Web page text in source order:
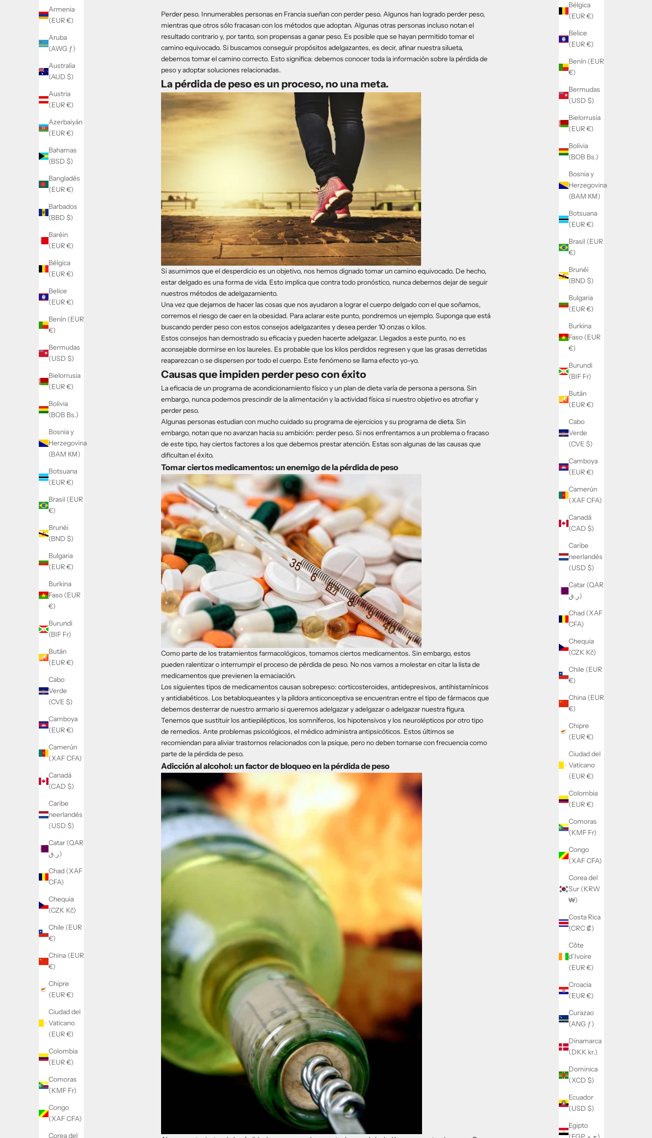
Bélgica
(EUR €)
Belice
(EUR €)
Benín (EUR
€)
Bermudas
(USD $)
Bielorrusia
(EUR €)
Bolivia
(BOB Bs.)
Bosnia y
Herzegovina
(BAM КМ)
Botsuana
(EUR €)
Brasil (EUR
€)
Brunéi
(BND $)
Bulgaria
(EUR €)
Burkina
Faso (EUR
€)
Burundi
(BIF Fr)
Bután
(EUR €)
Cabo
Verde
(CVE $)
Camboya
(EUR €)
Camerún
(XAF CFA)
Canadá
(CAD $)
Caribe
neerlandés
(USD $)
Catar (QAR
ر.ق)
Chad (XAF
CFA)
Chequia
(CZK Kč)
Chile (EUR
€)
China (EUR
€)
Chipre
(EUR €)
Ciudad del
Vaticano
(EUR €)
Colombia
(EUR €)
Comoras
(KMF Fr)
Congo
(XAF CFA)
Corea del
Sur (KRW
₩)
Costa Rica
(CRC ₡)
Côte
d’Ivoire
(EUR €)
Croacia
(EUR €)
Curazao
(ANG ƒ)
Dinamarca
(DKK kr.)
Dominica
(XCD $)
Ecuador
(USD $)
Egipto
Armenia
(EUR €)
Aruba
(AWG ƒ)
Australia
(AUD $)
Austria
(EUR €)
Azerbaiyán
(EUR €)
Bahamas
(BSD $)
Bangladés
(EUR €)
Barbados
(BBD $)
Baréin
(EUR €)
Bélgica
(EUR €)
Belice
(EUR €)
Benín (EUR
€)
Bermudas
(USD $)
Bielorrusia
(EUR €)
Bolivia
(BOB Bs.)
Bosnia y
Herzegovina
(BAM КМ)
Botsuana
(EUR €)
Brasil (EUR
€)
Brunéi
(BND $)
Bulgaria
(EUR €)
Burkina
Faso (EUR
€)
Burundi
(BIF Fr)
Bután
(EUR €)
Cabo
Verde
(CVE $)
Camboya
(EUR €)
Camerún
(XAF CFA)
Canadá
(CAD $)
Caribe
neerlandés
(USD $)
Catar (QAR
ر.ق)
Chad (XAF
CFA)
Chequia
(CZK Kč)
Chile (EUR
€)
China (EUR
€)
Chipre
(EUR €)
Ciudad del
Vaticano
(EUR €)
Colombia
(EUR €)
Comoras
(KMF Fr)
Congo
(XAF CFA)
Corea del
Perder peso. Innumerables personas en Francia sueñan con perder peso. Algunos han logrado perder peso,
mientras que otros sólo fracasan con los métodos que adoptan. Algunas otras personas incluso notan el
resultado contrario y, por tanto, son propensas a ganar peso. Es posible que se hayan permitido tomar el
camino equivocado. Si buscamos conseguir propósitos adelgazantes, es decir, afinar nuestra silueta,
debemos tomar el camino correcto. Esto significa: debemos conocer toda la información sobre la pérdida de
peso y adoptar soluciones relacionadas.
La pérdida de peso es un proceso, no una meta.
Si asumimos que el desperdicio es un objetivo, nos hemos dignado tomar un camino equivocado. De hecho,
estar delgado es una forma de vida. Esto implica que contra todo pronóstico, nunca debemos dejar de seguir
nuestros métodos de adelgazamiento.
Una vez que dejamos de hacer las cosas que nos ayudaron a lograr el cuerpo delgado con el que soñamos,
corremos el riesgo de caer en la obesidad. Para aclarar este punto, pondremos un ejemplo. Suponga que está
buscando perder peso con estos consejos adelgazantes y desea perder 10 onzas o kilos.
Estos consejos han demostrado su eficacia y pueden hacerte adelgazar. Llegados a este punto, no es
aconsejable dormirse en los laureles. Es probable que los kilos perdidos regresen y que las grasas derretidas
reaparezcan o se dispersen por todo el cuerpo. Este fenómeno se llama efecto yo-yo.
Causas que impiden perder peso con éxito
La eficacia de un programa de acondicionamiento físico y un plan de dieta varía de persona a persona. Sin
embargo, nunca podemos prescindir de la alimentación y la actividad física si nuestro objetivo es atrofiar y
perder peso.
Algunas personas estudian con mucho cuidado su programa de ejercicios y su programa de dieta. Sin
embargo, notan que no avanzan hacia su ambición: perder peso. Si nos enfrentamos a un problema o fracaso
de este tipo, hay ciertos factores a los que debemos prestar atención. Estas son algunas de las causas que
dificultan el éxito.
Tomar ciertos medicamentos: un enemigo de la pérdida de peso
Como parte de los tratamientos farmacológicos, tomamos ciertos medicamentos. Sin embargo, estos
pueden ralentizar o interrumpir el proceso de pérdida de peso. No nos vamos a molestar en citar la lista de
medicamentos que previenen la emaciación.
Los siguientes tipos de medicamentos causan sobrepeso: corticosteroides, antidepresivos, antihistamínicos
y antidiabéticos. Los betabloqueantes y la píldora anticonceptiva se encuentran entre el tipo de fármacos que
debemos desterrar de nuestro armario si queremos adelgazar y adelgazar o adelgazar nuestra figura.
Tenemos que sustituir los antiepilépticos, los somníferos, los hipotensivos y los neurolépticos por otro tipo
de remedios. Ante problemas psicológicos, el médico administra antipsicóticos. Estos últimos se
recomiendan para aliviar trastornos relacionados con la psique, pero no deben tomarse con frecuencia como
parte de la pérdida de peso.
Adicción al alcohol: un factor de bloqueo en la pérdida de peso